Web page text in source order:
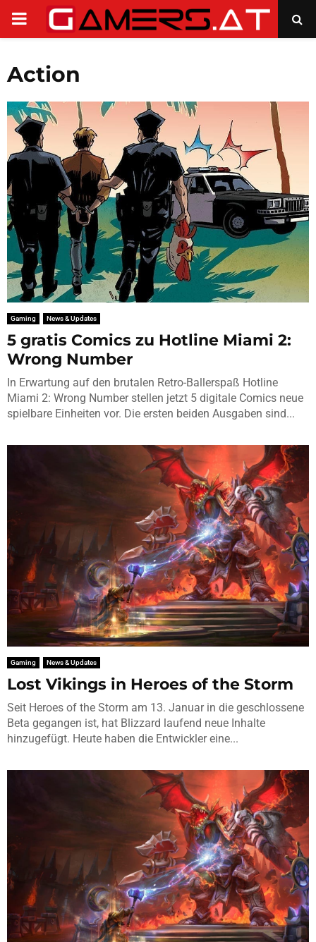
PRIMARY
Action
Gaming News & Updates
5 gratis Comics zu Hotline Miami 2:
Wrong Number
In Erwartung auf den brutalen Retro-Ballerspaß Hotline
Miami 2: Wrong Number stellen jetzt 5 digitale Comics neue
spielbare Einheiten vor. Die ersten beiden Ausgaben sind...
Gaming News & Updates
Lost Vikings in Heroes of the Storm
Seit Heroes of the Storm am 13. Januar in die geschlossene
Beta gegangen ist, hat Blizzard laufend neue Inhalte
hinzugefügt. Heute haben die Entwickler eine...